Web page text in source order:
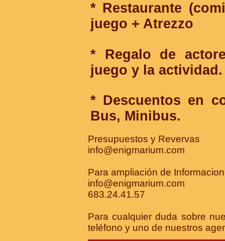
* Restaurante
juego + Atrezzo
* Regalo de
juego y la actividad.
* Descuentos en
Bus, Minibus.
Presupuestos y Revervas
info@enigmarium.com
Para ampliación de
info@enigmarium.com
683.24.41.57
Para cualquier duda sobre
teléfono y uno de nuestros